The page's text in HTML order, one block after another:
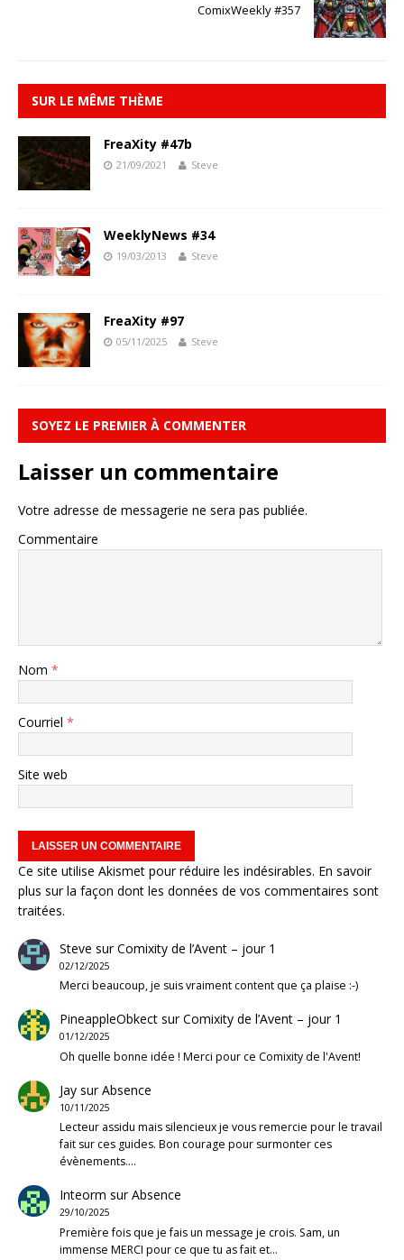
ComixWeekly #357
SUR LE MÊME THÈME
FreaXity #47b
21/09/2021 Steve
WeeklyNews #34
19/03/2013 Steve
FreaXity #97
05/11/2025 Steve
SOYEZ LE PREMIER À COMMENTER
Laisser un commentaire
Votre adresse de messagerie ne sera pas publiée.
Commentaire
Nom *
Courriel *
Site web
Ce site utilise Akismet pour réduire les indésirables. En savoir
plus sur la façon dont les données de vos commentaires sont
traitées.
Steve surComixity de l’Avent – jour 1
02/12/2025
Merci beaucoup, je suis vraiment content que ça plaise :-)
PineappleObkectsurComixity de l’Avent – jour 1
01/12/2025
Oh quelle bonne idée ! Merci pour ce Comixity de l'Avent!
JaysurAbsence
10/11/2025
Lecteur assidu mais silencieux je vous remercie pour le travail
fait sur ces guides. Bon courage pour surmonter ces
évènements.…
Inteorm surAbsence
29/10/2025
Première fois que je fais un message je crois. Sam, un
immense MERCI pour ce que tu as fait et…